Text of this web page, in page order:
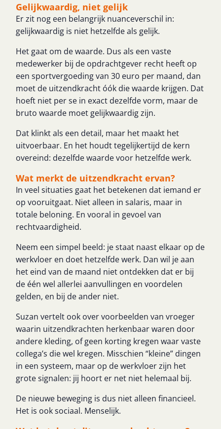
Gelijkwaardig, niet gelijk
Er zit nog een belangrijk nuanceverschil in:
gelijkwaardig is niet hetzelfde als gelijk.
Het gaat om de waarde. Dus als een vaste
medewerker bij de opdrachtgever recht heeft op
een sportvergoeding van 30 euro per maand, dan
moet de uitzendkracht óók die waarde krijgen. Dat
hoeft niet per se in exact dezelfde vorm, maar de
bruto waarde moet gelijkwaardig zijn.
Dat klinkt als een detail, maar het maakt het
uitvoerbaar. En het houdt tegelijkertijd de kern
overeind: dezelfde waarde voor hetzelfde werk.
Wat merkt de uitzendkracht ervan?
In veel situaties gaat het betekenen dat iemand er
op vooruitgaat. Niet alleen in salaris, maar in
totale beloning. En vooral in gevoel van
rechtvaardigheid.
Neem een simpel beeld: je staat naast elkaar op de
werkvloer en doet hetzelfde werk. Dan wil je aan
het eind van de maand niet ontdekken dat er bij
de één wel allerlei aanvullingen en voordelen
gelden, en bij de ander niet.
Suzan vertelt ook over voorbeelden van vroeger
waarin uitzendkrachten herkenbaar waren door
andere kleding, of geen korting kregen waar vaste
collega’s die wel kregen. Misschien “kleine” dingen
in een systeem, maar op de werkvloer zijn het
grote signalen: jij hoort er net niet helemaal bij.
De nieuwe beweging is dus niet alleen financieel.
Het is ook sociaal. Menselijk.